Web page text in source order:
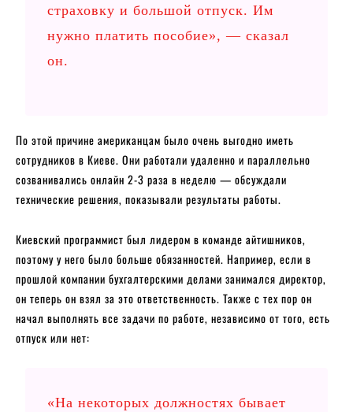
страховку и большой отпуск. Им
нужно платить пособие», — сказал
он.
По этой причине американцам было очень выгодно иметь
сотрудников в Киеве. Они работали удаленно и параллельно
созванивались онлайн 2-3 раза в неделю — обсуждали
технические решения, показывали результаты работы.
Киевский программист был лидером в команде айтишников,
поэтому у него было больше обязанностей. Например, если в
прошлой компании бухгалтерскими делами занимался директор,
он теперь он взял за это ответственность. Также с тех пор он
начал выполнять все задачи по работе, независимо от того, есть
отпуск или нет:
«На некоторых должностях бывает